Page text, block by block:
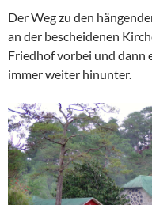
Der Weg zu den
an der bescheidenen
Friedhof vorbei und dann
immer weiter hinunter.